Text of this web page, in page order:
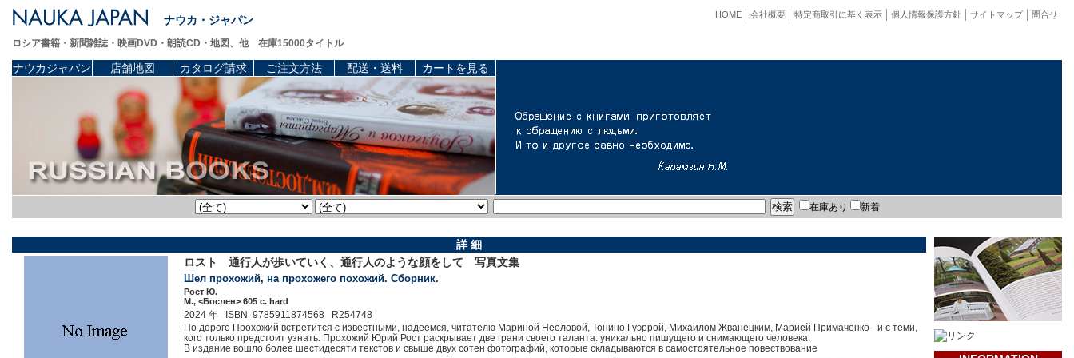
ナウカ・ジャパン 問合せ
サイトマップ
個人情報保護方針
特定商取引に基く表示
会社概要
HOME
ロシア書籍・新聞雑誌・映画DVD・朗読CD・地図、他 在庫15000タイトル
ナウカジャパン 店舗地図 カタログ請求 ご注文方法 配送・送料 カートを見る
在庫あり 新着
詳 細
ロスト 通行人が歩いていく、通行人のような顔をして 写真文集
Шел прохожий, на прохожего похожий. Сборник.
Рост Ю.
М., <Бослен> 605 c. hard
2024 年 ISBN 9785911874568 R254748
По дороге Прохожий встретится с известными, надеемся, читателю Мариной Неёловой, Тонино Гуэррой, Михаилом Жванецким, Марией Примаченко - и с теми,
кого только предстоит узнать. Прохожий Юрий Рост раскрывает две грани своего таланта: уникально пишущего и снимающего человека.
В издание вошло более шестидесяти текстов и свыше двух сотен фотографий, которые складываются в самостоятельное повествование